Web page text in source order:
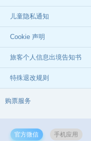
儿童隐私通知
Cookie 声明
旅客个人信息出境告知书
特殊退改规则
购票服务
官方微信 手机应用